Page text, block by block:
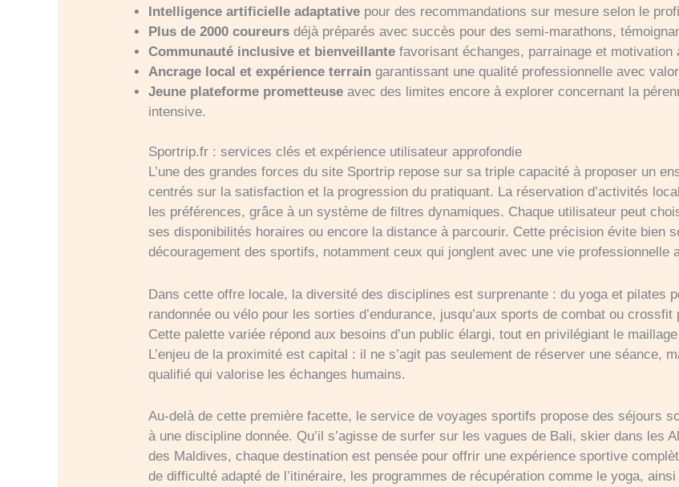
Intelligence artificielle adaptative pour des recommandations sur mesure selon le
Plus de 2000 coureurs déjà préparés avec succès pour des semi-marathons,
Communauté inclusive et bienveillante favorisant échanges, parrainage et motivation
Ancrage local et expérience terrain garantissant une qualité professionnelle avec
Jeune plateforme prometteuse avec des limites encore à explorer concernant la
intensive.
Sportrip.fr : services clés et expérience utilisateur approfondie
L’une des grandes forces du site Sportrip repose sur sa triple capacité à proposer un
centrés sur la satisfaction et la progression du pratiquant. La réservation d’activités
les préférences, grâce à un système de filtres dynamiques. Chaque utilisateur peut
ses disponibilités horaires ou encore la distance à parcourir. Cette précision évite bien
découragement des sportifs, notamment ceux qui jonglent avec une vie professionnelle
Dans cette offre locale, la diversité des disciplines est surprenante : du yoga et pilates
randonnée ou vélo pour les sorties d’endurance, jusqu’aux sports de combat ou
Cette palette variée répond aux besoins d’un public élargi, tout en privilégiant le
L’enjeu de la proximité est capital : il ne s’agit pas seulement de réserver une séance,
qualifié qui valorise les échanges humains.
Au-delà de cette première facette, le service de voyages sportifs propose des séjours
à une discipline donnée. Qu’il s’agisse de surfer sur les vagues de Bali, skier dans les
des Maldives, chaque destination est pensée pour offrir une expérience sportive
de difficulté adapté de l’itinéraire, les programmes de récupération comme le yoga,